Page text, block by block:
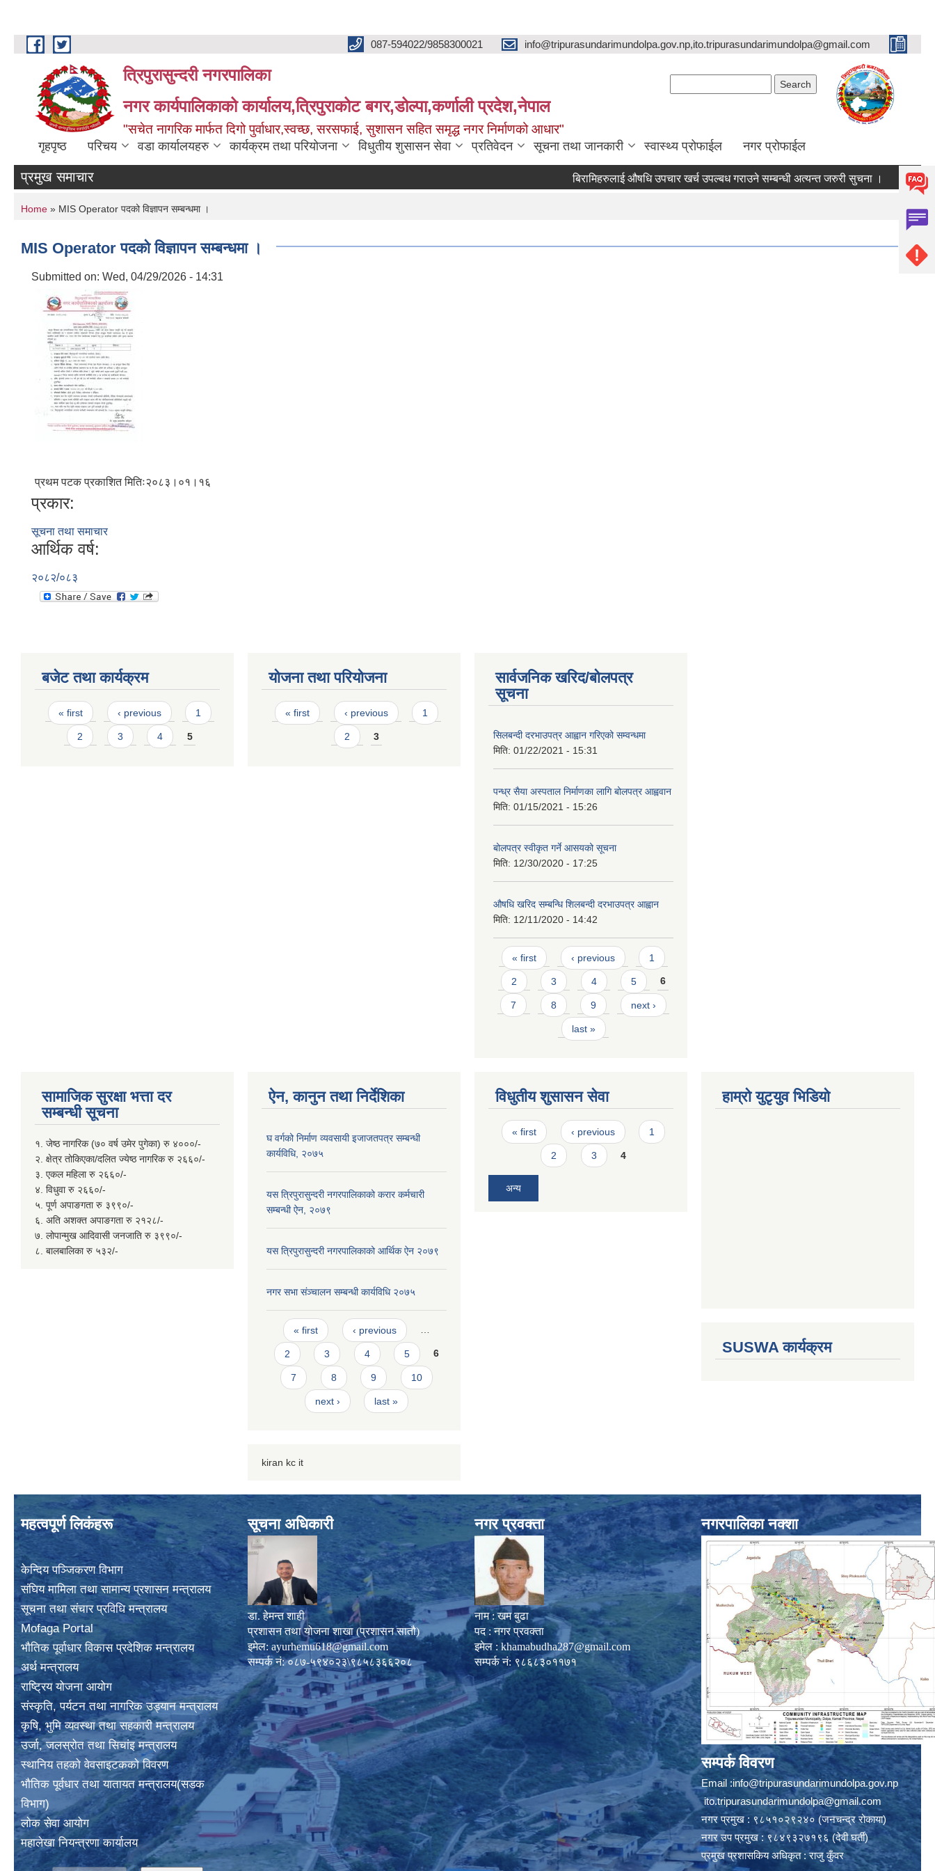
Skip to main content 087-594022/9858300021 info@tripurasundarimundolpa.gov.np,ito.tripurasundarimundolpa@gmail.com
त्रिपुरासुन्दरी नगरपालिका
नगर कार्यपालिकाको कार्यालय,त्रिपुराकोट बगर,डोल्पा,कर्णाली प्रदेश,नेपाल
"सचेत नागरिक मार्फत दिगो पुर्वाधार,स्वच्छ, सरसफाई, सुशासन सहित समृद्ध नगर निर्माणको आधार"
गृहपृष्ठ परिचय वडा कार्यालयहरु कार्यक्रम तथा परियोजना विधुतीय शुसासन सेवा प्रतिवेदन सूचना तथा जानकारी स्वास्थ्य प्रोफाईल नगर प्रोफाईल
प्रमुख समाचार बिरामिहरुलाई ‍‌औषधि उपचार खर्च उपल्बध गराउने सम्बन्धी अत्यन्त जरुरी सुचना । रिक्त पदमा
You are here
Home » MIS Operator पदको विज्ञापन सम्बन्धमा ।
MIS Operator पदको विज्ञापन सम्बन्धमा ।
Submitted on: Wed, 04/29/2026 - 14:31
प्रथम पटक प्रकाशित मितिः२०८३।०१।१६
प्रकार:
सूचना तथा समाचार
आर्थिक वर्ष:
२०८२/०८३
बजेट तथा कार्यक्रम
Pages
« first ‹ previous 1
2 3 4 5
योजना तथा परियोजना
Pages
« first ‹ previous 1
2 3
सार्वजनिक खरिद/बोलपत्र
सूचना
सिलबन्दी दरभाउपत्र आह्वान गरिएको सम्वन्धमा
मिति: 01/22/2021 - 15:31
पन्ध्र सैया अस्पताल निर्माणका लागि बोलपत्र आह्ववान
मिति: 01/15/2021 - 15:26
बोलपत्र स्वीकृत गर्ने आसयको सूचना
मिति: 12/30/2020 - 17:25
औषधि खरिद सम्बन्धि शिलबन्दी दरभाउपत्र आह्वान
मिति: 12/11/2020 - 14:42
Pages
« first ‹ previous 1
2 3 4 5 6
7 8 9 next ›
last »
सामाजिक सुरक्षा भत्ता दर
सम्बन्धी सूचना
१. जेष्ठ नागरिक (७० वर्ष उमेर पुगेका) रु ४०००/-
२. क्षेत्र तोकिएका/दलित ज्येष्ठ नागरिक रु २६६०/-
३. एकल महिला रु २६६०/-
४. विधुवा रु २६६०/-
५. पूर्ण अपाङगता रु ३९९०/-
६. अति अशक्त अपाङगता रु २१२८/-
७. लोपान्मुख आदिवासी जनजाति रु ३९९०/-
८. बालबालिका रु ५३२/-
ऐन, कानुन तथा निर्देशिका
घ वर्गको निर्माण व्यवसायी इजाजतपत्र सम्बन्धी
कार्यविधि, २०७५
यस त्रिपुरासुन्दरी नगरपालिकाको करार कर्मचारी
सम्बन्धी ऐन, २०७९
यस त्रिपुरासुन्दरी नगरपालिकाको आर्थिक ऐन २०७९
नगर सभा संञ्चालन सम्बन्धी कार्यविधि २०७५
Pages
« first ‹ previous …
2 3 4 5 6
7 8 9 10
next › last »
kiran kc it
विधुतीय शुसासन सेवा
Pages
« first ‹ previous 1
2 3 4
अन्य
हाम्राे युटृयुव भिडियाे
SUSWA कार्यक्रम
महत्वपूर्ण लिकंहरू
केन्दिय पञ्जिकरण विभाग
संघिय मामिला तथा सामान्य प्रशासन मन्त्रालय
सूचना तथा संचार प्रविधि मन्त्रालय
Mofaga Portal
भाैतिक पूर्वाधार विकास प्रदेशिक मन्त्रालय
अर्थ मन्त्रालय
राष्ट्रिय योजना आयोग
संस्कृति, पर्यटन तथा नागरिक उड्यान मन्त्रालय
कृषि, भुमि व्यवस्था तथा सहकारी मन्त्रालय
उर्जा, जलस्राेत तथा सिचांइ मन्त्रालय
स्थानिय तहकाे वेवसाइटककाे विवरण
भाैतिक पूर्वधार तथा यातायत मन्त्रालय(सडक
विभाग)
लाेक सेवा आयोग
महालेखा नियन्त्रणा कार्यालय
सूचना अधिकारी
डा. हेमन्त शाही
प्रशासन तथा योजना शाखा (प्रशासन सातौ)
इमेल: ayurhemu618@gmail.com
सम्पर्क नं: ०८७-५९४०२३\९८५८३६६२०८
नगर प्रवक्ता
नाम : खम बुढा
पद : नगर प्रवक्ता
इमेल : khamabudha287@gmail.com
सम्पर्क नं: ९८६८३०११७१
नगरपालिका नक्शा
सम्पर्क विवरण
Email :info@tripurasundarimundolpa.gov.np
ito.tripurasundarimundolpa@gmail.com
नगर प्रमुख : ९८५१०२९२४० (जनचन्द्र रोकाया)
नगर उप प्रमुख : ९८४९३२७१९६ (देवी घर्ती)
प्रमुख प्रशासकिय अधिकृत : राजु कुँवर